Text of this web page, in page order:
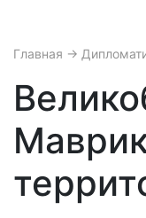
Главная →